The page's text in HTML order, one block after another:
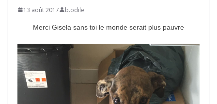
13 août 2017 b.odile
Merci Gisela sans toi le monde serait plus pauvre